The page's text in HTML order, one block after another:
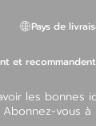
et recommandent
Pays de
les bonnes
Abonnez-vous à